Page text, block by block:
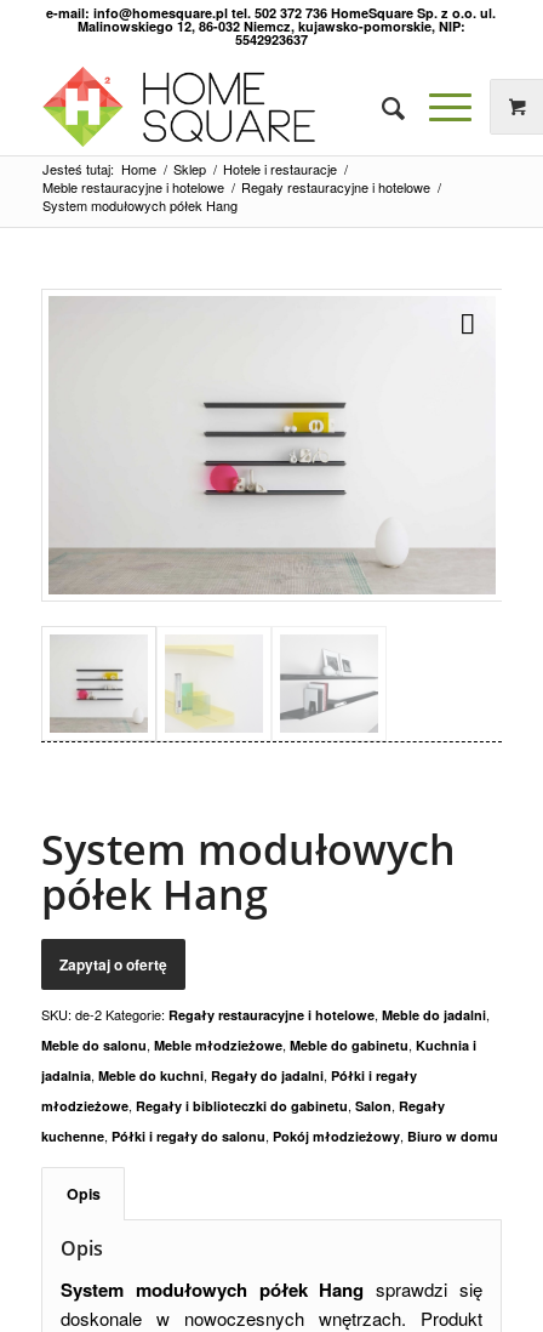
e-mail: info@homesquare.pl tel. 502 372 736 HomeSquare Sp. z o.o. ul.
Malinowskiego 12, 86-032 Niemcz, kujawsko-pomorskie, NIP:
5542923637
Jesteś tutaj: Home / Sklep / Hotele i restauracje /
Meble restauracyjne i hotelowe / Regały restauracyjne i hotelowe /
System modułowych półek Hang
System modułowych
półek Hang
SKU: de-2 Kategorie: Regały restauracyjne i hotelowe, Meble do jadalni,
Meble do salonu, Meble młodzieżowe, Meble do gabinetu, Kuchnia i
jadalnia, Meble do kuchni, Regały do jadalni, Półki i regały
młodzieżowe, Regały i biblioteczki do gabinetu, Salon, Regały
kuchenne, Półki i regały do salonu, Pokój młodzieżowy, Biuro w domu
Opis
Opis
System modułowych półek Hang sprawdzi się
doskonale w nowoczesnych wnętrzach. Produkt